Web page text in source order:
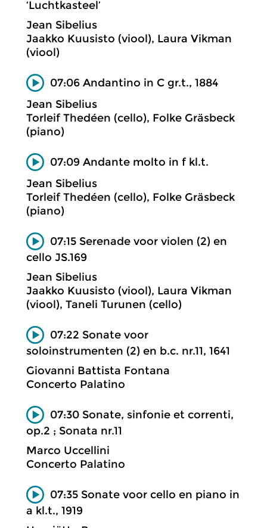
‘Luchtkasteel’
Jean Sibelius
Jaakko Kuusisto (viool), Laura Vikman
(viool)
07:06 Andantino in C gr.t., 1884
Jean Sibelius
Torleif Thedéen (cello), Folke Gräsbeck
(piano)
07:09 Andante molto in f kl.t.
Jean Sibelius
Torleif Thedéen (cello), Folke Gräsbeck
(piano)
07:15 Serenade voor violen (2) en
cello JS.169
Jean Sibelius
Jaakko Kuusisto (viool), Laura Vikman
(viool), Taneli Turunen (cello)
07:22 Sonate voor
soloinstrumenten (2) en b.c. nr.11, 1641
Giovanni Battista Fontana
Concerto Palatino
07:30 Sonate, sinfonie et correnti,
op.2 ; Sonata nr.11
Marco Uccellini
Concerto Palatino
07:35 Sonate voor cello en piano in
a kl.t., 1919